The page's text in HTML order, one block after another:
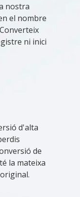
nostra
el nombre
ni inici
d'alta
de
la mateixa